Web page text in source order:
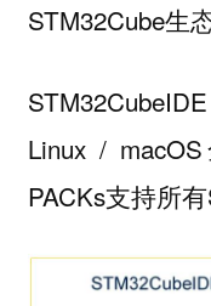
STM32Cube生
Linux /
PACKs支持所